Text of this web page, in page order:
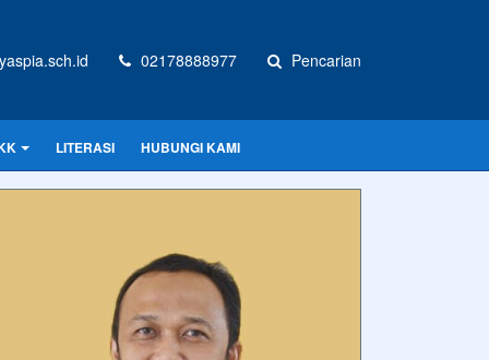
02178888977 Pencarian
LITERASI HUBUNGI KAMI